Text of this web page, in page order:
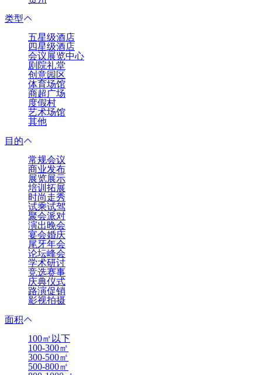
类型
五星级酒店
四星级酒店
会议展览中心
剧院礼堂
创意园区
体育场馆
商超广场
度假村
艺术场馆
其他
目的
常规会议
商业发布
展览展示
培训拓展
时尚走秀
试乘试驾
聚会派对
演出晚会
宴会婚庆
尾牙年会
论坛峰会
学术研讨
竞选赛事
庆典仪式
路演促销
影视拍摄
面积
100㎡以下
100-300㎡
300-500㎡
500-800㎡